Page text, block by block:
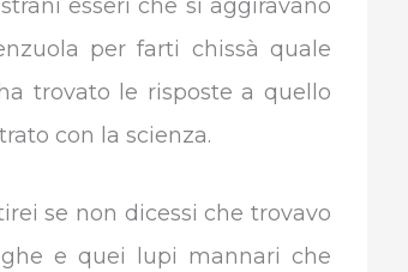
esseri che si aggiravano
per farti chissà quale
trovato le risposte a quello
con la scienza.
se non dicessi che trovavo
e quei lupi mannari che